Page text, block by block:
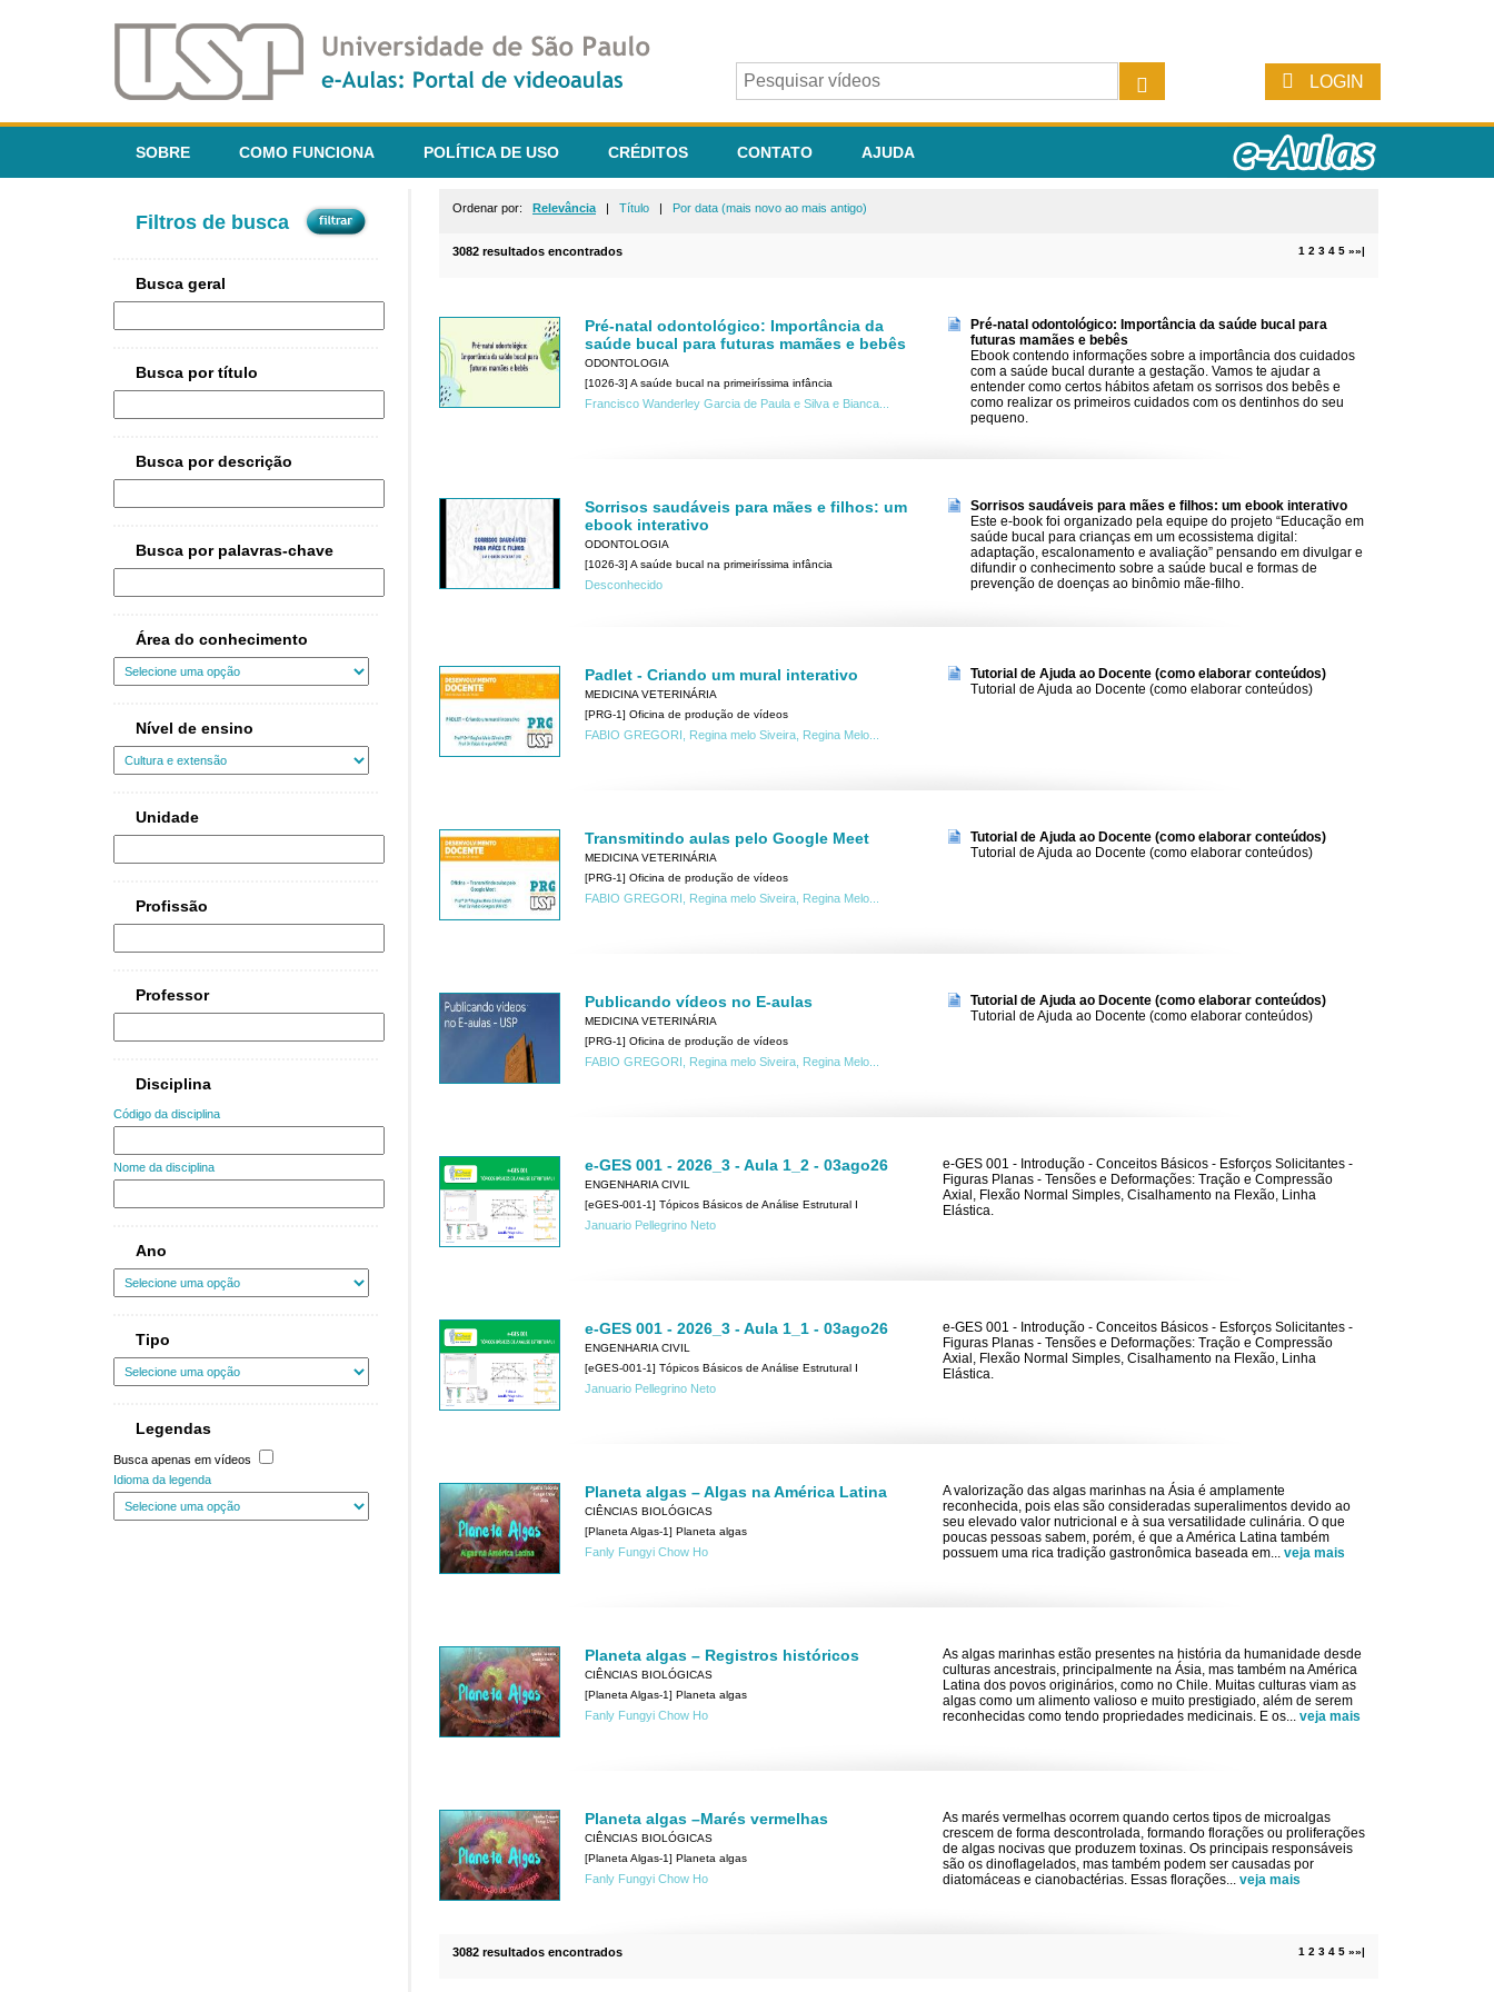
LOGIN
SOBRE COMO FUNCIONA POLÍTICA DE USO CRÉDITOS CONTATO AJUDA
Filtros de busca
Busca geral
Busca por título
Busca por descrição
Busca por palavras-chave
Área do conhecimento
Nível de ensino
Unidade
Profissão
Professor
Disciplina
Código da disciplina
Nome da disciplina
Ano
Tipo
Legendas
Busca apenas em vídeos
Idioma da legenda
Ordenar por: Relevância | Título | Por data (mais novo ao mais antigo)
1 2 3 4 5 »»|
3082 resultados encontrados
Pré-natal odontológico: Importância da
saúde bucal para futuras mamães e bebês
ODONTOLOGIA
[1026-3] A saúde bucal na primeiríssima infância
Francisco Wanderley Garcia de Paula e Silva e Bianca...
Pré-natal odontológico: Importância da saúde bucal para
futuras mamães e bebês
Ebook contendo informações sobre a importância dos cuidados
com a saúde bucal durante a gestação. Vamos te ajudar a
entender como certos hábitos afetam os sorrisos dos bebês e
como realizar os primeiros cuidados com os dentinhos do seu
pequeno.
Sorrisos saudáveis para mães e filhos: um
ebook interativo
ODONTOLOGIA
[1026-3] A saúde bucal na primeiríssima infância
Desconhecido
Sorrisos saudáveis para mães e filhos: um ebook interativo
Este e-book foi organizado pela equipe do projeto “Educação em
saúde bucal para crianças em um ecossistema digital:
adaptação, escalonamento e avaliação” pensando em divulgar e
difundir o conhecimento sobre a saúde bucal e formas de
prevenção de doenças ao binômio mãe-filho.
Padlet - Criando um mural interativo
MEDICINA VETERINÁRIA
[PRG-1] Oficina de produção de vídeos
FABIO GREGORI, Regina melo Siveira, Regina Melo...
Tutorial de Ajuda ao Docente (como elaborar conteúdos)
Tutorial de Ajuda ao Docente (como elaborar conteúdos)
Transmitindo aulas pelo Google Meet
MEDICINA VETERINÁRIA
[PRG-1] Oficina de produção de vídeos
FABIO GREGORI, Regina melo Siveira, Regina Melo...
Tutorial de Ajuda ao Docente (como elaborar conteúdos)
Tutorial de Ajuda ao Docente (como elaborar conteúdos)
Publicando vídeos no E-aulas
MEDICINA VETERINÁRIA
[PRG-1] Oficina de produção de vídeos
FABIO GREGORI, Regina melo Siveira, Regina Melo...
Tutorial de Ajuda ao Docente (como elaborar conteúdos)
Tutorial de Ajuda ao Docente (como elaborar conteúdos)
e-GES 001 - 2026_3 - Aula 1_2 - 03ago26
ENGENHARIA CIVIL
[eGES-001-1] Tópicos Básicos de Análise Estrutural I
Januario Pellegrino Neto
e-GES 001 - Introdução - Conceitos Básicos - Esforços Solicitantes -
Figuras Planas - Tensões e Deformações: Tração e Compressão
Axial, Flexão Normal Simples, Cisalhamento na Flexão, Linha
Elástica.
e-GES 001 - 2026_3 - Aula 1_1 - 03ago26
ENGENHARIA CIVIL
[eGES-001-1] Tópicos Básicos de Análise Estrutural I
Januario Pellegrino Neto
e-GES 001 - Introdução - Conceitos Básicos - Esforços Solicitantes -
Figuras Planas - Tensões e Deformações: Tração e Compressão
Axial, Flexão Normal Simples, Cisalhamento na Flexão, Linha
Elástica.
Planeta algas – Algas na América Latina
CIÊNCIAS BIOLÓGICAS
[Planeta Algas-1] Planeta algas
Fanly Fungyi Chow Ho
A valorização das algas marinhas na Ásia é amplamente
reconhecida, pois elas são consideradas superalimentos devido ao
seu elevado valor nutricional e à sua versatilidade culinária. O que
poucas pessoas sabem, porém, é que a América Latina também
possuem uma rica tradição gastronômica baseada em... veja mais
Planeta algas – Registros históricos
CIÊNCIAS BIOLÓGICAS
[Planeta Algas-1] Planeta algas
Fanly Fungyi Chow Ho
As algas marinhas estão presentes na história da humanidade desde
culturas ancestrais, principalmente na Ásia, mas também na América
Latina dos povos originários, como no Chile. Muitas culturas viam as
algas como um alimento valioso e muito prestigiado, além de serem
reconhecidas como tendo propriedades medicinais. E os... veja mais
Planeta algas –Marés vermelhas
CIÊNCIAS BIOLÓGICAS
[Planeta Algas-1] Planeta algas
Fanly Fungyi Chow Ho
As marés vermelhas ocorrem quando certos tipos de microalgas
crescem de forma descontrolada, formando florações ou proliferações
de algas nocivas que produzem toxinas. Os principais responsáveis
são os dinoflagelados, mas também podem ser causadas por
diatomáceas e cianobactérias. Essas florações... veja mais
1 2 3 4 5 »»|
3082 resultados encontrados